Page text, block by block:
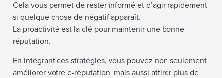
Cela vous permet de rester informé et d’agir rapidement
si quelque chose de négatif apparaît.
La proactivité est la clé pour maintenir une bonne
réputation.
En intégrant ces stratégies, vous pouvez non seulement
améliorer votre e-réputation, mais aussi attirer plus de